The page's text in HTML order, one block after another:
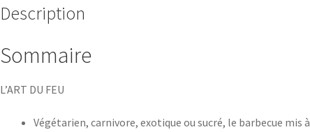
d'été
Description
Sommaire
L’ART DU FEU
Végétarien, carnivore, exotique ou sucré, le barbecue mis à